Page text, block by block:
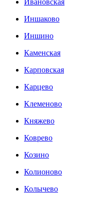
Ивановская
Иншаково
Иншино
Каменская
Карповская
Карцево
Клеменово
Княжево
Коврево
Козино
Колионово
Колычево